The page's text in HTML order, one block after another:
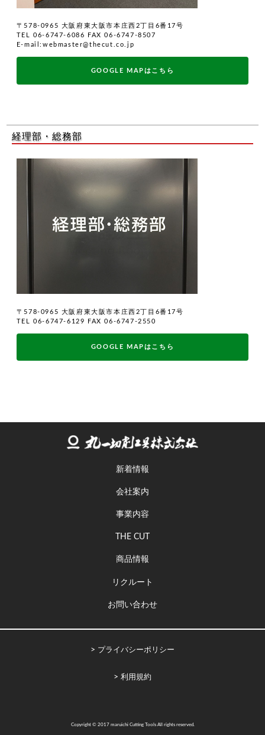
〒578-0965 大阪府東大阪市本庄西2丁目6番17号
TEL 06-6747-6086 FAX 06-6747-8507
E-mail:webmaster@thecut.co.jp
GOOGLE MAPはこちら
経理部・総務部
〒578-0965 大阪府東大阪市本庄西2丁目6番17号
TEL 06-6747-6129 FAX 06-6747-2550
GOOGLE MAPはこちら
新着情報
会社案内
事業内容
THE CUT
商品情報
リクルート
お問い合わせ
プライバシーポリシー
利用規約
Copyright © 2017 maruichi Cutting Tools All rights reserved.